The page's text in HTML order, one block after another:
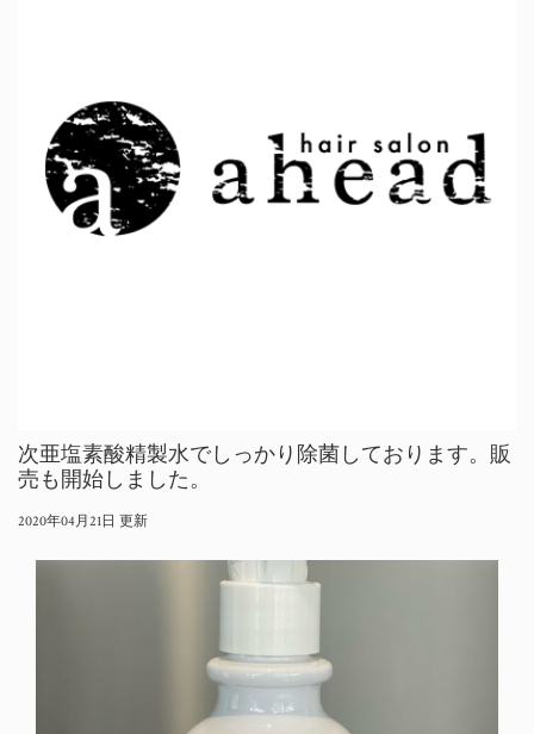
次亜塩素酸精製水でしっかり除菌しております。販
売も開始しました。
2020年04月21日 更新